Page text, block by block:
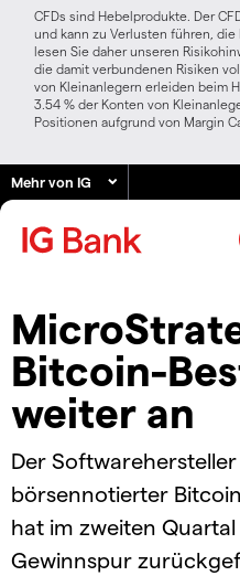
CFDs sind Hebelprodukte. Der
und kann zu Verlusten führen,
lesen Sie daher unseren
die damit verbundenen Risiken
von Kleinanlegern erleiden beim
3.54 % der Konten von
Positionen aufgrund von Margin
Mehr von IG
Bitcoin-
weiter an
Der
börsennotierter
hat im zweiten Quartal
Gewinnspur